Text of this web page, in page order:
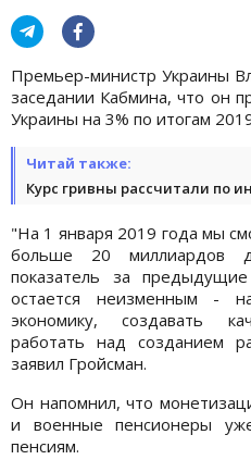
Премьер-министр Украины
заседании Кабмина, что он
Украины на 3% по итогам
Читай также:
Курс гривны рассчитали по
"На 1 января 2019 года мы
больше 20 миллиардов
показатель за
остается неизменным -
экономику, создавать
работать над созданием
заявил Гройсман.
Он напомнил, что
и военные пенсионеры
пенсиям.